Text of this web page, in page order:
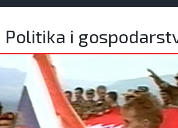
Politika i